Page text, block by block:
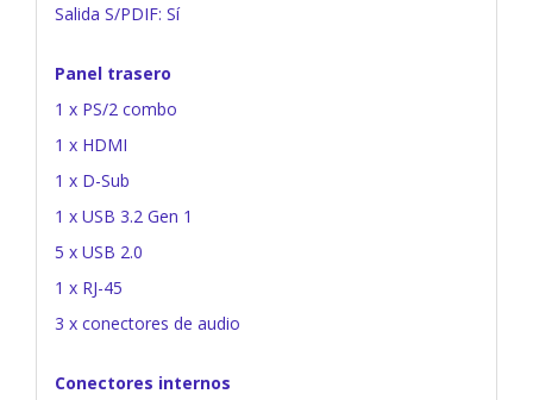
Salida S/PDIF: Sí
Panel trasero
1 x PS/2 combo
1 x HDMI
1 x D-Sub
1 x USB 3.2 Gen 1
5 x USB 2.0
1 x RJ-45
3 x conectores de audio
Conectores internos